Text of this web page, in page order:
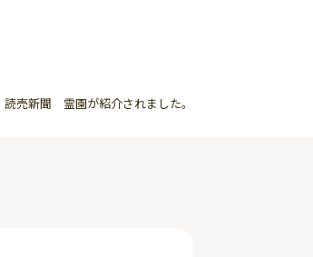
読売新聞 霊園が紹介されました。